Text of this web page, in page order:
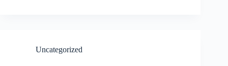
Uncategorized